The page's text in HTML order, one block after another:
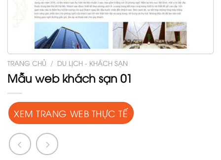
TRANG CHỦ / DU LỊCH - KHÁCH SẠN
Mẫu web khách sạn 01
XEM TRANG WEB THỰC TẾ